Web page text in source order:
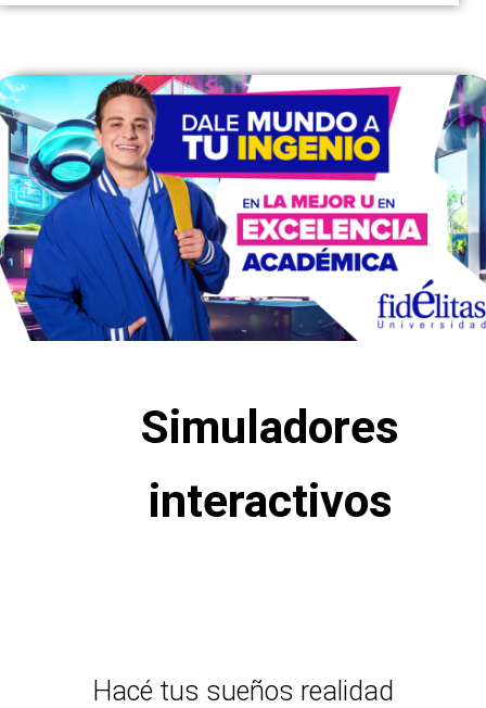
Simuladores
interactivos
Hacé tus sueños realidad